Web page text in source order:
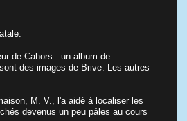
de Cahors : un album de
des images de Brive. Les autres
M. V., l'a aidé à localiser les
devenus un peu pâles au cours